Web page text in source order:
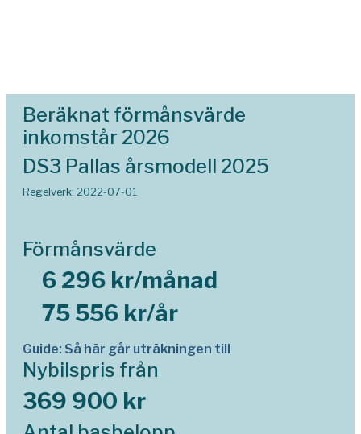
Beräknat förmånsvärde
inkomstår 2026
DS3 Pallas årsmodell 2025
Regelverk: 2022-07-01
Förmånsvärde
6 296 kr/månad
75 556 kr/år
Guide: Så här går uträkningen till
Nybilspris från
369 900 kr